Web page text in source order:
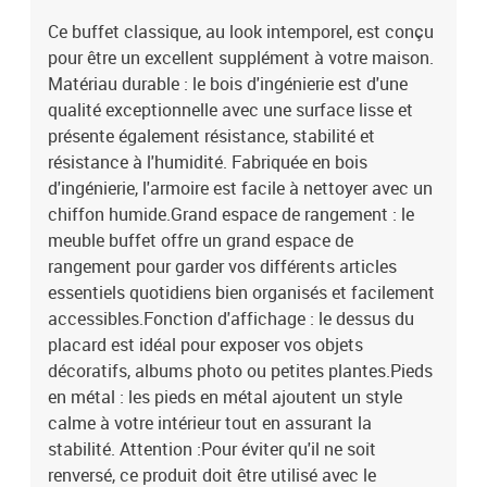
Ce buffet classique, au look intemporel, est conçu
pour être un excellent supplément à votre maison.
Matériau durable : le bois d'ingénierie est d'une
qualité exceptionnelle avec une surface lisse et
présente également résistance, stabilité et
résistance à l'humidité. Fabriquée en bois
d'ingénierie, l'armoire est facile à nettoyer avec un
chiffon humide.Grand espace de rangement : le
meuble buffet offre un grand espace de
rangement pour garder vos différents articles
essentiels quotidiens bien organisés et facilement
accessibles.Fonction d'affichage : le dessus du
placard est idéal pour exposer vos objets
décoratifs, albums photo ou petites plantes.Pieds
en métal : les pieds en métal ajoutent un style
calme à votre intérieur tout en assurant la
stabilité. Attention :Pour éviter qu'il ne soit
renversé, ce produit doit être utilisé avec le